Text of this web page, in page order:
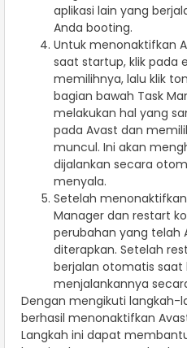
aplikasi lain yang
Anda booting.
Untuk menonaktifkan
saat startup, klik pada
memilihnya, lalu klik
bagian bawah Task
melakukan hal yang
pada Avast dan
muncul. Ini akan
dijalankan secara
menyala.
Setelah
Manager dan restart
perubahan yang telah
diterapkan. Setelah
berjalan otomatis saat
menjalankannya
Dengan mengikuti langkah-
berhasil menonaktifkan
Langkah ini dapat